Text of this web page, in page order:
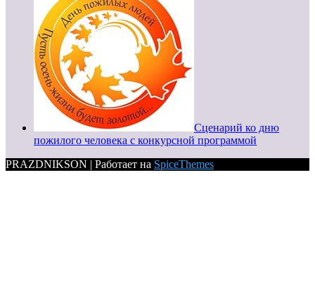
Сценарий ко дню
пожилого человека с конкурсной программой
PRAZDNIKSON | Работает на SpiceThemes